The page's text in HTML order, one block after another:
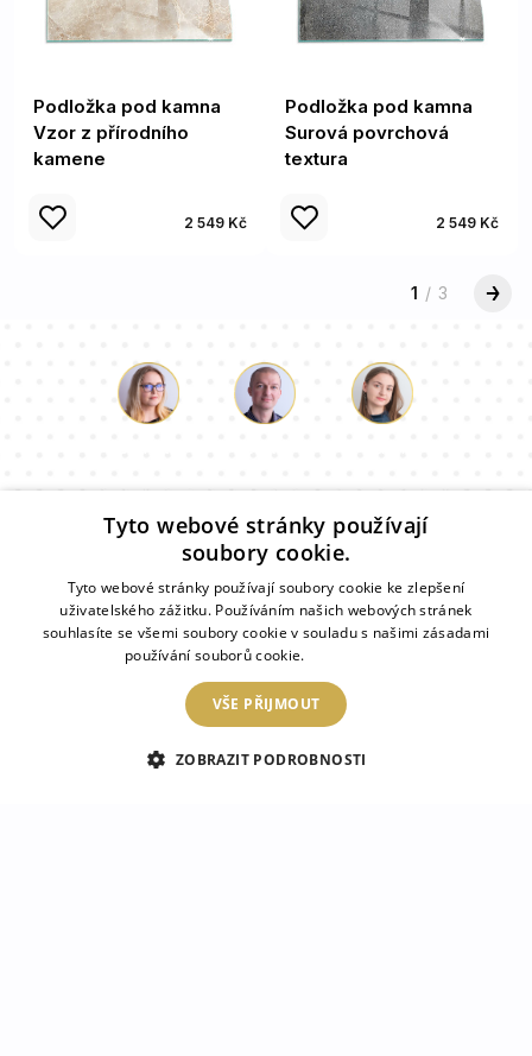
Podložka pod kamna
Vzor z přírodního
kamene
2 549 Kč
Podložka pod kamna
Surová povrchová
textura
2 549 Kč
1 / 3
Náš tým konzultantů odpoví na vaše otázky!
ZRCADLOMAT
Tyto webové stránky používají
soubory cookie.
Tyto webové stránky používají soubory cookie ke zlepšení
uživatelského zážitku. Používáním našich webových stránek
souhlasíte se všemi soubory cookie v souladu s našimi zásadami
používání souborů cookie.
VŠE PŘIJMOUT
ZOBRAZIT PODROBNOSTI